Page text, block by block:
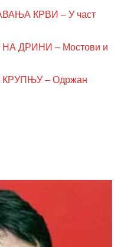
КРВИ – У част
ДРИНИ – Мостови и
– Одржан